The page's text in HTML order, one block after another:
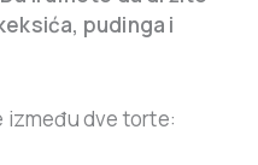
pudinga i
između dve torte: